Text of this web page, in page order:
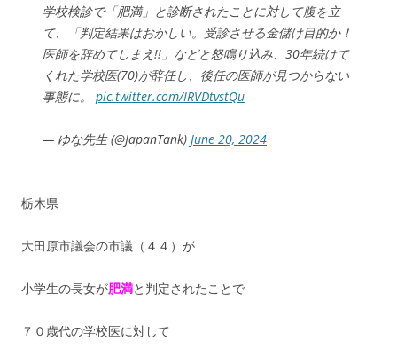
学校検診で「肥満」と診断されたことに対して腹を立
て、「判定結果はおかしい。受診させる金儲け目的か！
医師を辞めてしまえ!!」などと怒鳴り込み、30年続けて
くれた学校医(70)が辞任し、後任の医師が見つからない
事態に。 pic.twitter.com/IRVDtvstQu
— ゆな先生 (@JapanTank) June 20, 2024
栃木県
大田原市議会の市議（４４）が
小学生の長女が肥満と判定されたことで
７０歳代の学校医に対して